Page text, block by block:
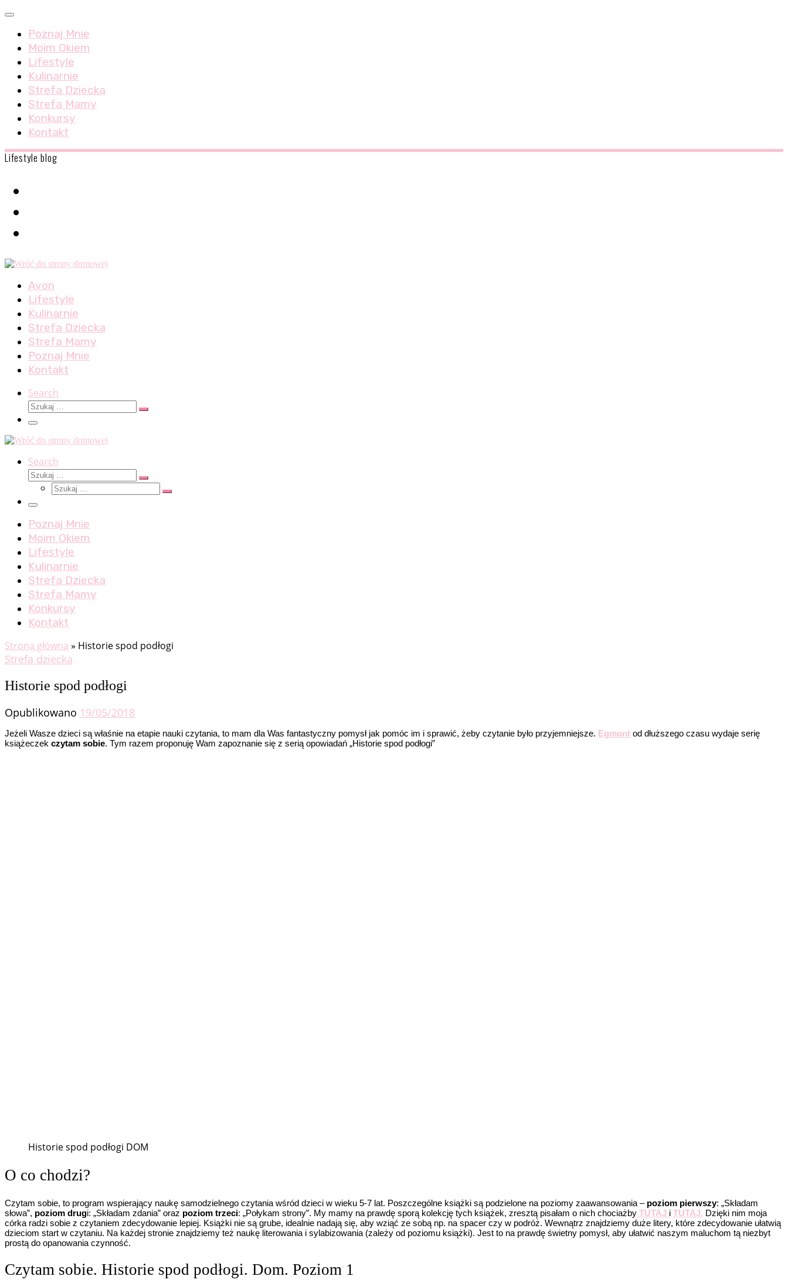
Skip
content
Menu
Poznaj Mnie
Moim Okiem
Lifestyle
Kulinarnie
Strefa Dziecka
Strefa Mamy
Konkursy
Kontakt
Lifestyle blog
Avon
Lifestyle
Kulinarnie
Strefa Dziecka
Strefa Mamy
Poznaj Mnie
Kontakt
Search
Szukaj
Szukaj
Menu
Search
Szukaj
Szukaj
Szukaj
Szukaj
Menu
Poznaj Mnie
Moim Okiem
Lifestyle
Kulinarnie
Strefa Dziecka
Strefa Mamy
Konkursy
Kontakt
Strona główna » Historie spod podłogi
Strefa dziecka
Historie spod podłogi
Opublikowano 19/05/2018
Jeżeli Wasze dzieci są właśnie na etapie nauki czytania, to mam dla Was fantastyczny pomysł jak pomóc im i sprawić, żeby czytanie było przyjemniejsze. Egmont od dłuższego czasu wydaje serię
książeczek czytam sobie. Tym razem proponuję Wam zapoznanie się z serią opowiadań „Historie spod podłogi”
Historie spod podłogi DOM
O co chodzi?
Czytam sobie, to program wspierający naukę samodzielnego czytania wśród dzieci w wieku 5-7 lat. Poszczególne książki są podzielone na poziomy zaawansowania – poziom pierwszy: „Składam
słowa”, poziom drugi: „Składam zdania” oraz poziom trzeci: „Połykam strony”. My mamy na prawdę sporą kolekcję tych książek, zresztą pisałam o nich chociażby TUTAJ i TUTAJ. Dzięki nim moja
córka radzi sobie z czytaniem zdecydowanie lepiej. Książki nie są grube, idealnie nadają się, aby wziąć ze sobą np. na spacer czy w podróż. Wewnątrz znajdziemy duże litery, które zdecydowanie ułatwią
dzieciom start w czytaniu. Na każdej stronie znajdziemy też naukę literowania i sylabizowania (zależy od poziomu książki). Jest to na prawdę świetny pomysł, aby ułatwić naszym maluchom tą niezbyt
prostą do opanowania czynność.
Czytam sobie. Historie spod podłogi. Dom. Poziom 1